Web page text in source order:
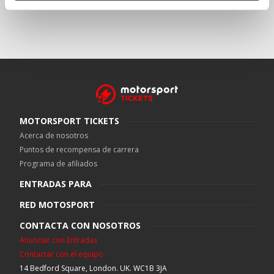
MOTORSPORT TICKETS
Acerca de nosotros
Puntos de recompensa de carrera
Programa de afiliados
ENTRADAS PARA
RED MOTOSPORT
CONTACTA CON NOSOTROS
Anunciar con Entradas
Contactar con el equipo
14 Bedford Square, London. UK. WC1B 3JA